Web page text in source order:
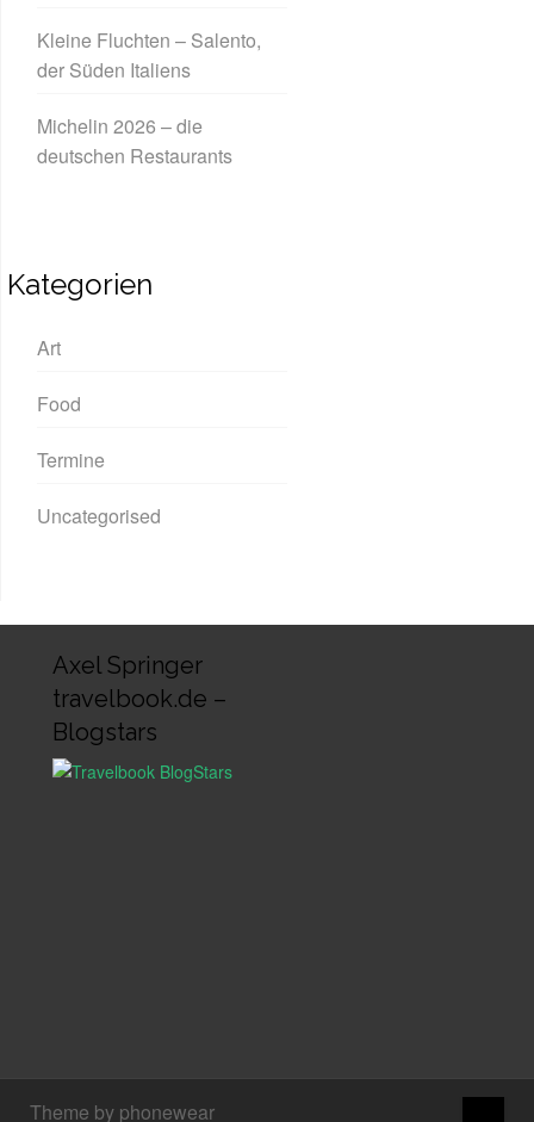
Kleine Fluchten – Salento,
der Süden Italiens
Michelin 2026 – die
deutschen Restaurants
Kategorien
Art
Food
Termine
Uncategorised
Axel Springer
travelbook.de –
Blogstars
Theme by phonewear
↑